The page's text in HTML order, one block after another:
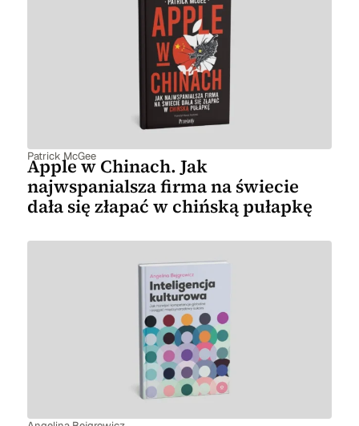
Patrick McGee
Apple w Chinach. Jak
najwspanialsza firma na świecie
dała się złapać w chińską pułapkę